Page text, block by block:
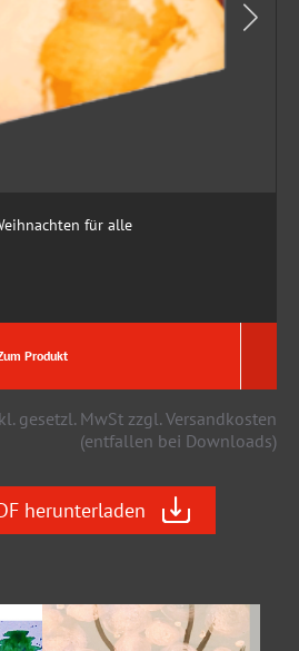
für alle
Produkt
gesetzl. MwSt zzgl. Versandkosten
(entfallen bei Downloads)
herunterladen